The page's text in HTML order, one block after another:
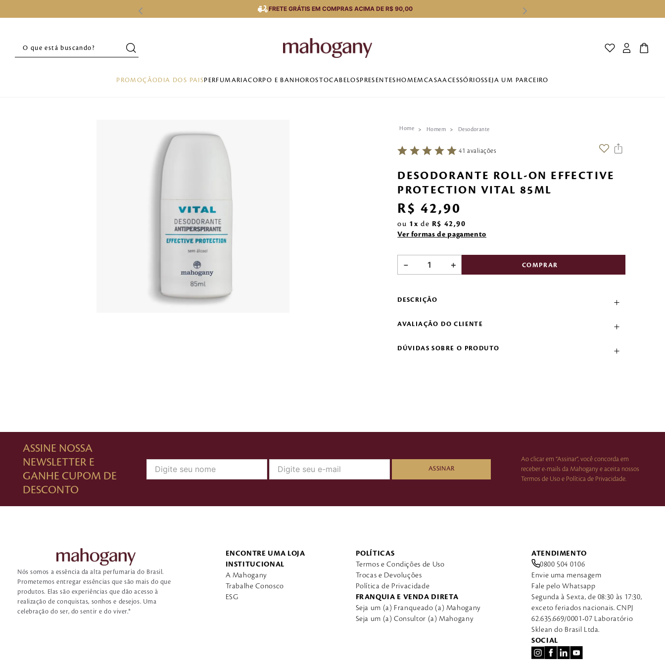
FRETE GRÁTIS EM COMPRAS ACIMA DE R$ 90,00
O que está buscando?
PROMOÇÃODIA DOS PAIS PERFUMARIACORPO E BANHOROSTOCABELOS PRESENTES HOMEM CASAACESSÓRIOSSEJA UM PARCEIRO
Homem Desodorante
41 avaliações
DESODORANTE ROLL-ON EFFECTIVE
PROTECTION VITAL 85ML
R$ 42,90
ou 1 de R$ 42,90
Ver formas de pagamento
＋
－ COMPRAR
DESCRIÇÃO
AVALIAÇÃO DO CLIENTE
DÚVIDAS SOBRE O PRODUTO
ASSINE NOSSA
NEWSLETTER E
GANHE CUPOM DE
DESCONTO
ASSINAR
Ao clicar em “Assinar”, você concorda em
receber e-mails da Mahogany e aceita nossos
Termos de Uso e Política de Privacidade.
Nós somos a essência da alta perfumaria do Brasil.
Prometemos entregar essências que são mais do que
produtos. Elas são experiências que dão acesso à
realização de conquistas, sonhos e desejos. Uma
celebração do ser, do sentir e do viver.*
ENCONTRE UMA LOJA
INSTITUCIONAL
A Mahogany
Trabalhe Conosco
ESG
POLÍTICAS
Termos e Condições de Uso
Trocas e Devoluções
Política de Privacidade
FRANQUIA E VENDA DIRETA
Seja um (a) Franqueado (a) Mahogany
Seja um (a) Consultor (a) Mahogany
ATENDIMENTO
0800 504 0106
Envie uma mensagem
Fale pelo Whatsapp
Segunda à Sexta, de 08:30 às 17:30,
exceto feriados nacionais. CNPJ
62.635.669/0001-07 Laboratório
Sklean do Brasil Ltda.
SOCIAL